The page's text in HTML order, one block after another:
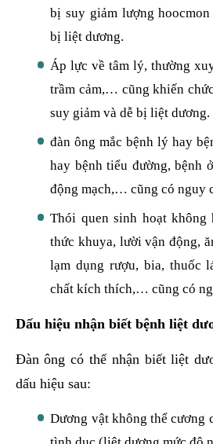
bị suy giảm lượng hoocmon
bị liệt dương.
Áp lực về tâm lý, thường
trầm cảm,… cũng khiến
suy giảm và dễ bị liệt dương.
đàn ông mắc bệnh lý hay
hay bệnh tiểu đường, bệnh
động mạch,… cũng có nguy
Thói quen sinh hoạt không
thức khuya, lười vận động,
lạm dụng rượu, bia, thuốc
chất kích thích,… cũng có
Dấu hiệu nhận biết bệnh liệt
Đàn ông có thể nhận biết liệt
dấu hiệu sau:
Dương vật không thể cương